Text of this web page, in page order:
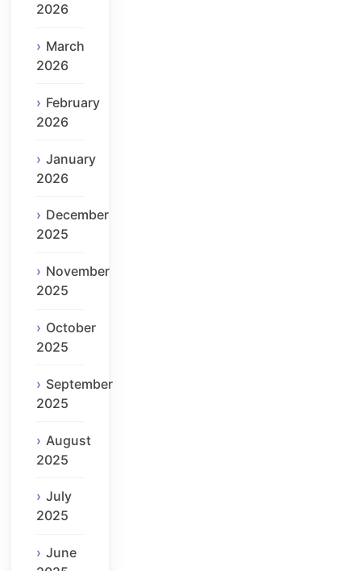
2026
March
2026
February
2026
January
2026
December
2025
November
2025
October
2025
September
2025
August
2025
July
2025
June